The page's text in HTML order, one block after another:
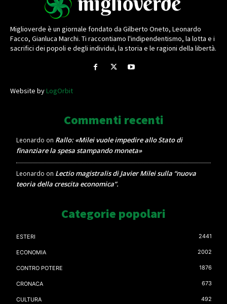
Miglioverde è un giornale fondato da Gilberto Oneto, Leonardo
Facco, Gianluca Marchi. Ti raccontiamo l'indipendentismo, la lotta e i
sacrifici dei popoli e degli individui, la storia e le ragioni della libertà.
Website byLogOrbit
Commenti recenti
Leonardo on Rallo: «Milei vuole impedire allo Stato di
finanziare la spesa stampando moneta»
Leonardo on Lectio magistralis di Javier Milei sulla “nuova
teoria della crescita economica”.
Categorie popolari
ESTERI 2441
ECONOMIA 2002
CONTRO POTERE 1876
CRONACA 673
CULTURA 492